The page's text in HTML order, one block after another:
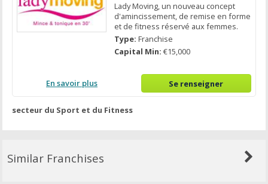
Lady Moving, un nouveau concept
d'amincissement, de remise en forme
et de fitness réservé aux femmes.
Type:Franchise
Capital Min:€15,000
En savoir plus Se renseigner
secteur du Sport et du Fitness
Similar Franchises